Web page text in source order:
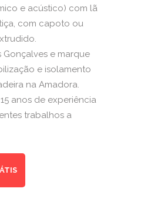
e acústico) com lã
com capoto ou
Gonçalves e marque
e isolamento
na Amadora.
anos de experiência
trabalhos a